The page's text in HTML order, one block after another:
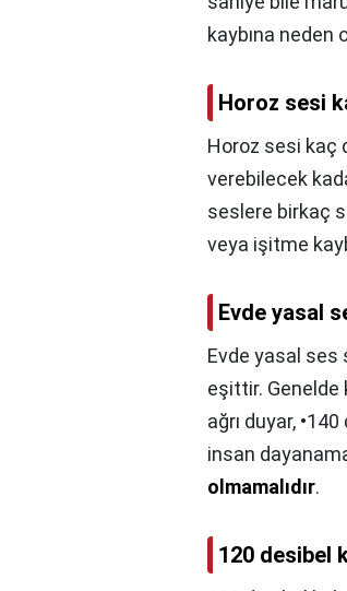
kaybına
Horoz sesi
Horoz sesi kaç
verebilecek
seslere birkaç
veya işitme
Evde yasal
Evde yasal ses
eşittir. Genelde
ağrı duyar,
insan
olmamalıdır.
120 desibel